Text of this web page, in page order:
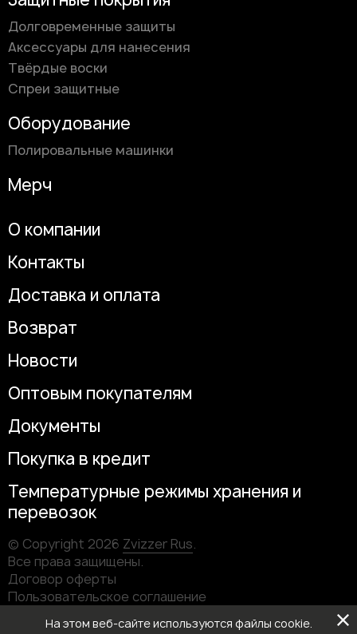
Долговременные защиты
Аксессуары для нанесения
Твёрдые воски
Спреи защитные
Оборудование
Полировальные машинки
Мерч
О компании
Контакты
Доставка и оплата
Возврат
Новости
Оптовым покупателям
Документы
Покупка в кредит
Температурные режимы хранения и
перевозок
© Copyright 2026 Zvizzer Rus.
Все права защищены.
Договор оферты
Пользовательское соглашение
На этом веб-сайте используются файлы cookie.